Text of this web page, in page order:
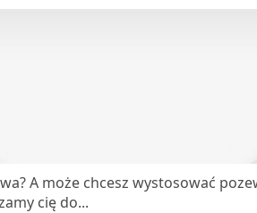
A może chcesz wystosować
cię do...